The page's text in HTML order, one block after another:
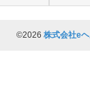
©2026 株式会社e